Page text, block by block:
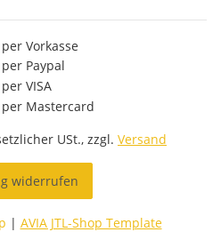
USt., zzgl. Versand
widerrufen
| AVIA JTL-Shop Template